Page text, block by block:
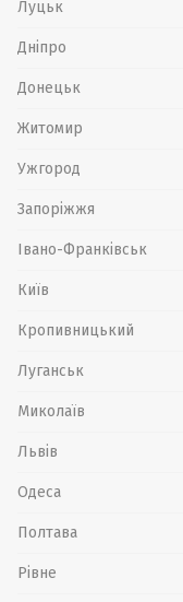
Луцьк
Дніпро
Донецьк
Житомир
Ужгород
Запоріжжя
Івано-Франківськ
Київ
Кропивницький
Луганськ
Миколаїв
Львів
Одеса
Полтава
Рівне